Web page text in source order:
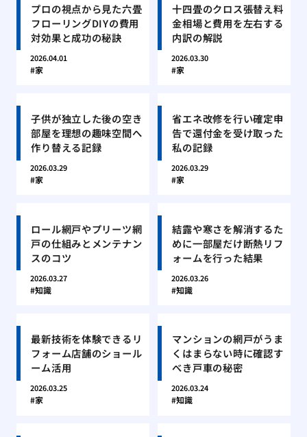
プロの視点から見た六畳
フローリングDIYの費用
対効果と成功の秘訣
2026.04.01
家
十四畳のクロス張替え料
金相場と費用を左右する
内訳の解説
2026.03.30
家
子供が独立した後の空き
部屋を理想の趣味空間へ
作り替える記録
2026.03.29
家
省エネ改修を行い確定申
告で還付金を受け取った
私の記録
2026.03.29
家
ロール網戸やプリーツ網
戸の仕組みとメンテナン
スのコツ
2026.03.27
知識
結露や寒さを解消するた
めに一部屋だけ断熱リフ
ォームを行った結果
2026.03.26
知識
最新技術を体験できるリ
フォーム店舗のショール
ーム活用
2026.03.25
家
マンションの網戸がうま
くはまらない時に確認す
べき戸車の秘密
2026.03.24
知識